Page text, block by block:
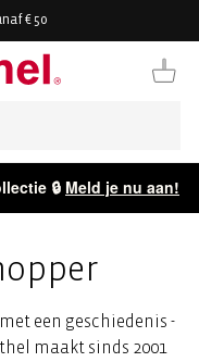
€ 50
🔒 Meld je nu aan!
een geschiedenis -
maakt sinds 2001